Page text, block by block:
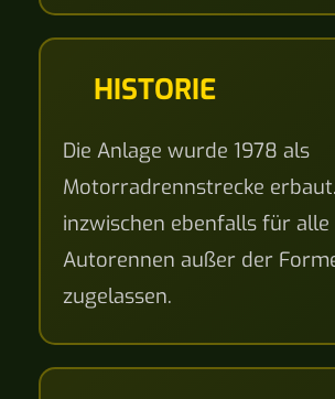
HISTORIE
Die Anlage wurde 1978 als
Motorradrennstrecke
inzwischen ebenfalls für
Autorennen außer der
zugelassen.